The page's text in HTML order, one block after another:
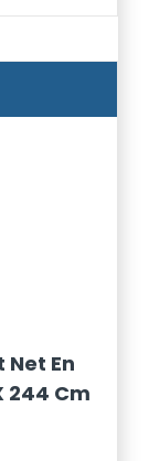
En
244 Cm